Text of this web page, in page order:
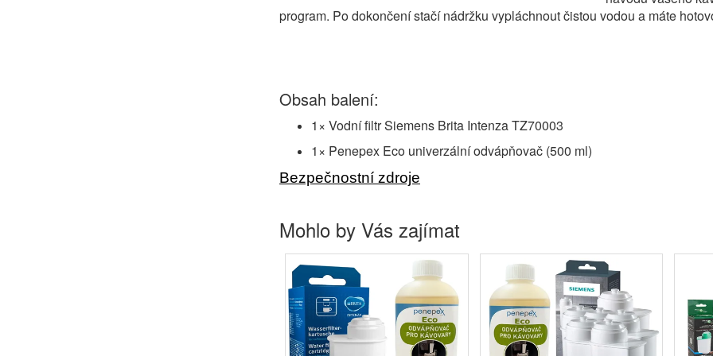
program. Po dokončení stačí nádržku vypláchnout čistou vodou a máte
Obsah balení:
1× Vodní filtr Siemens Brita Intenza TZ70003
1× Penepex Eco univerzální odvápňovač (500 ml)
Bezpečnostní zdroje
Mohlo by Vás zajímat